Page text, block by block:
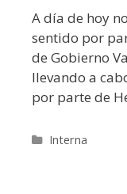
A día de hoy
sentido por
de Gobierno
llevando a
por parte de
Categorías
Interna